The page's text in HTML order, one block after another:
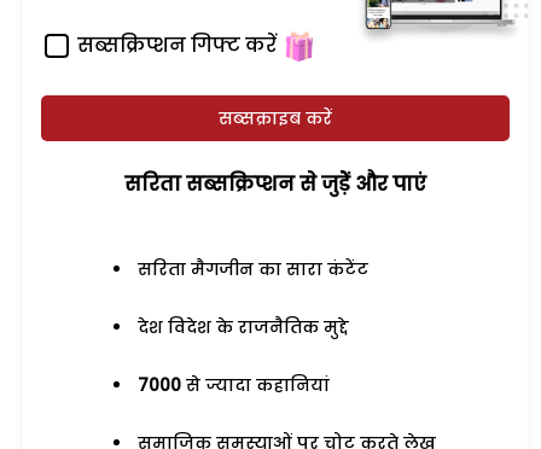
सब्सक्रिप्शन गिफ्ट करें
सब्सक्राइब करें
सरिता सब्सक्रिप्शन से जुड़ेें और पाएं
सरिता मैगजीन का सारा कंटेंट
देश विदेश के राजनैतिक मुद्दे
7000 से ज्यादा कहानियां
समाजिक समस्याओं पर चोट करते लेख